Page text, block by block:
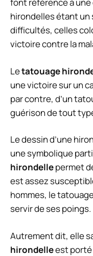
font référence à
hirondelles étant un
difficultés, celles
victoire contre la
Letatouage
une victoire sur un
par contre, d’un
guérison de tout
Le dessin d’une
une symbolique
hirondellepermet
est assez
hommes, le
servir de ses poings.
Autrement dit, elle
hirondelleest porté